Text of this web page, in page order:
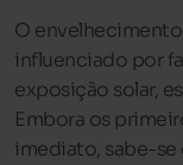
O
influenciado por
exposição solar,
Embora os
imediato, sabe-